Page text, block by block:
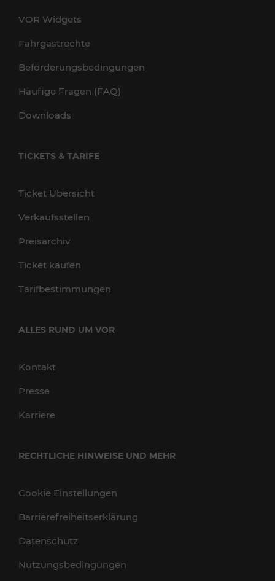
VOR Widgets
Fahrgastrechte
Beförderungsbedingungen
Häufige Fragen (FAQ)
Downloads
TICKETS & TARIFE
Ticket Übersicht
Verkaufsstellen
Preisarchiv
Ticket kaufen
Tarifbestimmungen
ALLES RUND UM VOR
Kontakt
Presse
Karriere
RECHTLICHE HINWEISE UND MEHR
Cookie Einstellungen
Barrierefreiheitserklärung
Datenschutz
Nutzungsbedingungen